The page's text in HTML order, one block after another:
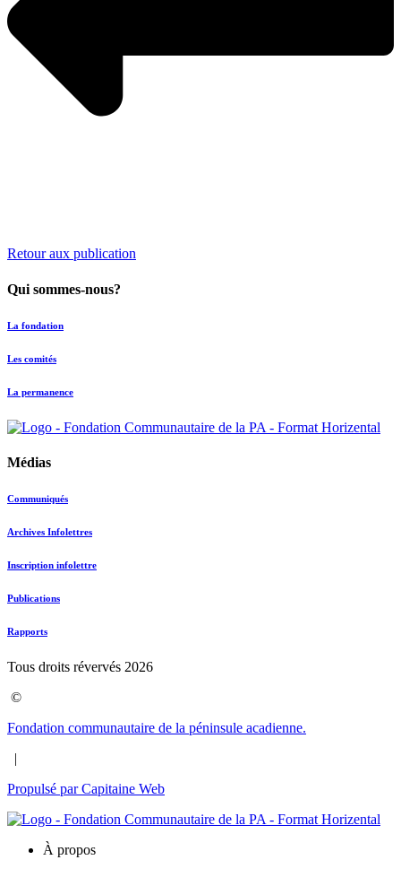
Retour aux publication
Qui sommes-nous?
La fondation
Les comités
La permanence
Médias
Communiqués
Archives Infolettres
Inscription infolettre
Publications
Rapports
Tous droits révervés 2026
©
Fondation communautaire de la péninsule acadienne.
|
Propulsé par Capitaine Web
À propos